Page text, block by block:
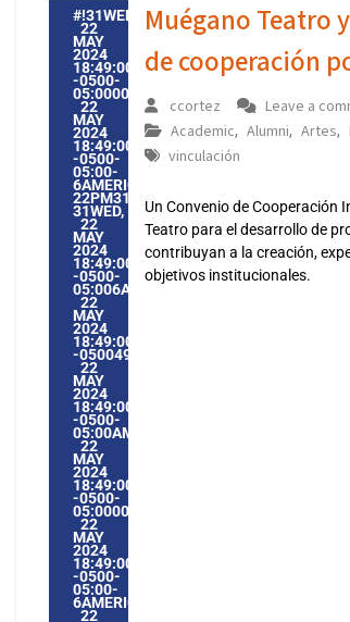
#!31WED,
22
MAY
2024
18:49:00
-0500-
05:000031#31WED,
22
MAY
2024
18:49:00
-0500-
05:00-
6AMERICA/GUAYAQUIL3131AMERICA/
22PM31PM-
31WED,
22
MAY
2024
18:49:00
-0500-
05:006AMERICA/
22
MAY
2024
18:49:00
-
22
MAY
2024
18:49:00
-0500-
05:00AMERICA/
22
MAY
2024
18:49:00
-0500-
05:000031#/31WED,
22
MAY
2024
18:49:00
-0500-
05:00-
6AMERICA/GUAYAQUIL3131AMERICA/
22
Muégano Teatro
de cooperación
ccortez
Leave a
Academic, Alumni, Artes,
vinculación
Un Convenio de Cooperación
Teatro para el desarrollo de
contribuyan a la creación,
objetivos institucionales.